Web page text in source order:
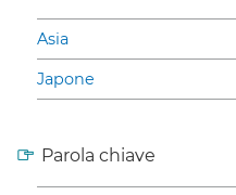
Asia
Japone
Parola chiave